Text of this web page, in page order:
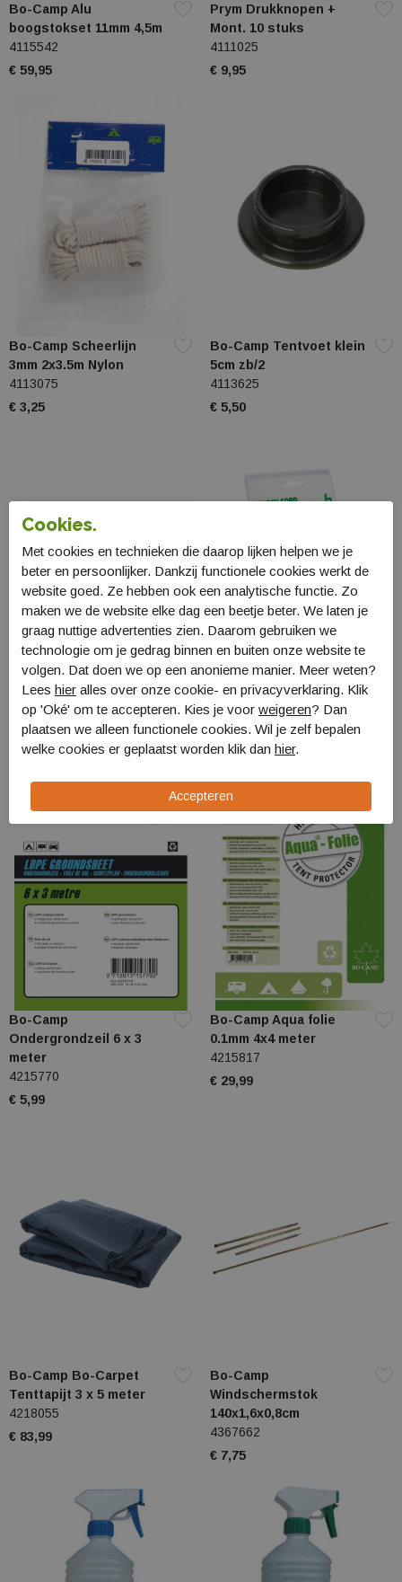
Bo-Camp Alu
boogstokset 11mm 4,5m
4115542
€ 59,95
Prym Drukknopen +
Mont. 10 stuks
4111025
€ 9,95
Bo-Camp Scheerlijn
3mm 2x3.5m Nylon
4113075
€ 3,25
Bo-Camp Tentvoet klein
5cm zb/2
4113625
€ 5,50
Bo-Camp Boogstok
fibergl 11mm 5,4m
4115554
€ 24,50
Bo-Camp Elastiek voor
boogstokken
4115560
€ 12,99
Bo-Camp
Ondergrondzeil 6 x 3
meter
4215770
€ 5,99
Bo-Camp Aqua folie
0.1mm 4x4 meter
4215817
€ 29,99
Bo-Camp Bo-Carpet
Tenttapijt 3 x 5 meter
4218055
€ 83,99
Bo-Camp
Windschermstok
140x1,6x0,8cm
4367662
€ 7,75
Cookies.
Met cookies en technieken die daarop lijken helpen we je
beter en persoonlijker. Dankzij functionele cookies werkt de
website goed. Ze hebben ook een analytische functie. Zo
maken we de website elke dag een beetje beter. We laten je
graag nuttige advertenties zien. Daarom gebruiken we
technologie om je gedrag binnen en buiten onze website te
volgen. Dat doen we op een anonieme manier. Meer weten?
Lees hier alles over onze cookie- en privacyverklaring. Klik
op 'Oké' om te accepteren. Kies je voor weigeren? Dan
plaatsen we alleen functionele cookies. Wil je zelf bepalen
welke cookies er geplaatst worden klik dan hier.